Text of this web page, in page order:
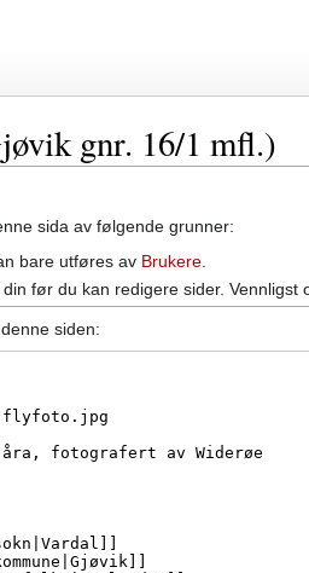
gnr. 16/1 mfl.)
sida av følgende grunner:
bare utføres av Brukere
før du kan redigere sider. Vennligst
siden: